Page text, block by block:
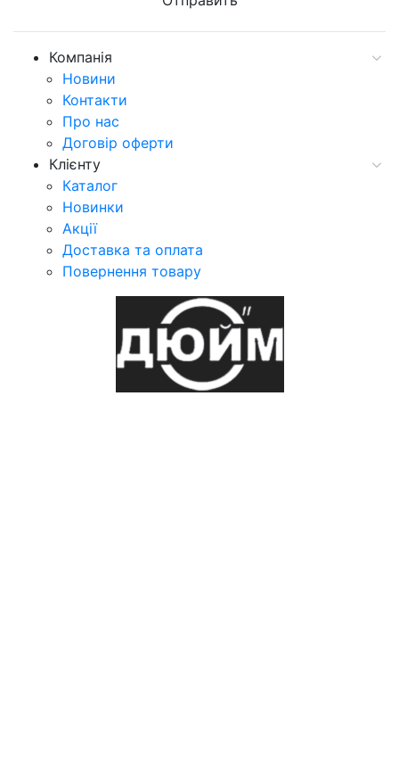
Компанія
Новини
Контакти
Про нас
Договір оферти
Клієнту
Каталог
Новинки
Акції
Доставка та оплата
Повернення товару